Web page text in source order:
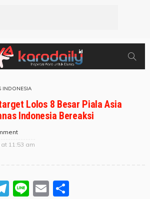
INDONESIA
Lolos 8 Besar Piala Asia
Indonesia Bereaksi
at 11:53 am
Telegram
LineEmail